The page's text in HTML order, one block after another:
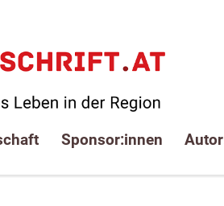
Sponsor:innen